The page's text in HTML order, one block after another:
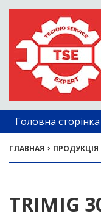
Головна сторінка
ГЛАВНАЯ › ПРОДУКЦІЯ
TRIMIG